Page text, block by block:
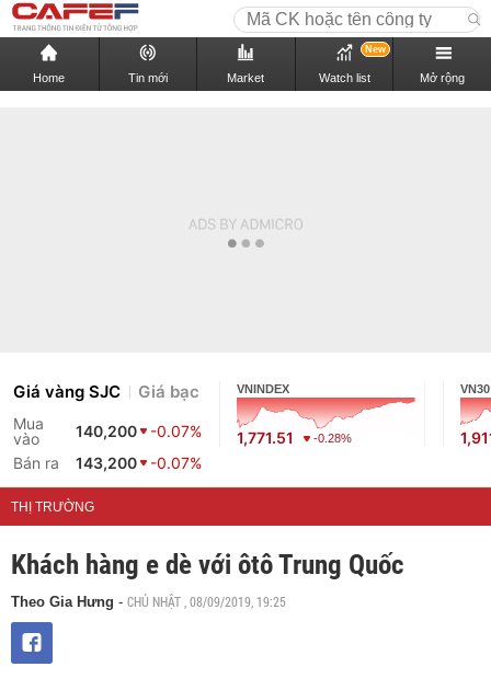
Home Tin mới Market Watch list
New
Mở rộng
Giá vàng SJC Giá bạc
Mua
vào
140,200
-0.07%
Bán ra
143,200 -0.07%
VNINDEX
1,771.51 -0.28%
VN30
THỊ TRƯỜNG
Khách hàng e dè với ôtô Trung Quốc
Theo Gia Hưng - CHỦ NHẬT , 08/09/2019, 19:25